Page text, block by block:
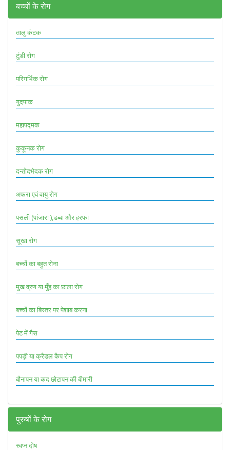
बच्चों के रोग
तालु कंटक
टुंडी रोग
परिगर्भिक रोग
गुदपाक
महापद्मक
कुकूनक रोग
दन्तोदभेदक रोग
अफरा एवं वायु रोग
पसली (पांजारा ),डब्बा और हरफा
सूखा रोग
बच्चों का बहुत रोना
मुख व्रण या मुँह का छाला रोग
बच्चों का बिस्तर पर पेशाब करना
पेट में गैस
पपड़ी या क्रैडल कैप रोग
बौनापन या कद छोटापन की बीमारी
पुरुषों के रोग
स्वप्न दोष